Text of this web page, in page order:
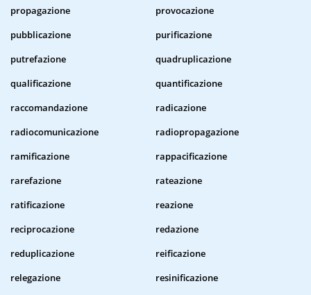
propagazione
provocazione
pubblicazione
purificazione
putrefazione
quadruplicazione
qualificazione
quantificazione
raccomandazione
radicazione
radiocomunicazione
radiopropagazione
ramificazione
rappacificazione
rarefazione
rateazione
ratificazione
reazione
reciprocazione
redazione
reduplicazione
reificazione
relegazione
resinificazione